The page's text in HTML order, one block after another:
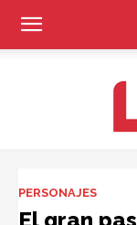
PERSONAJES